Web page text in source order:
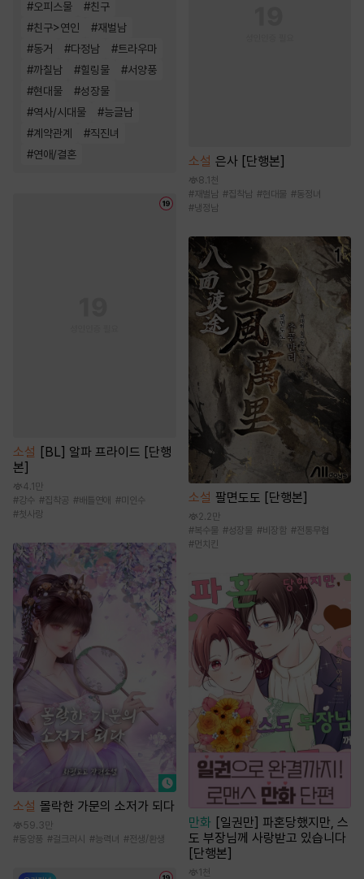
#오피스물 #친구
#친구>연인 #재벌남
#동거 #다정남 #트라우마
#까칠남 #힐링물 #서양풍
#현대물 #성장물
#역사/시대물 #능글남
#계약관계 #직진녀
#연애/결혼
소설 [BL] 알파 프라이드 [단행
본]
4.1만
#강수 #집착공 #배틀연애 #미인수
#첫사랑
소설 몰락한 가문의 소저가 되다
59.3만
#동양풍 #걸크러시 #능력녀 #전생/환생
소설 은사 [단행본]
8.1천
#재벌남 #집착남 #현대물 #동정녀
#냉정남
소설 팔면도도 [단행본]
2.2만
#복수물 #성장물 #비장함 #전통무협
#먼치킨
만화 [일권만] 파혼당했지만, 스
도 부장님께 사랑받고 있습니다
[단행본]
1천